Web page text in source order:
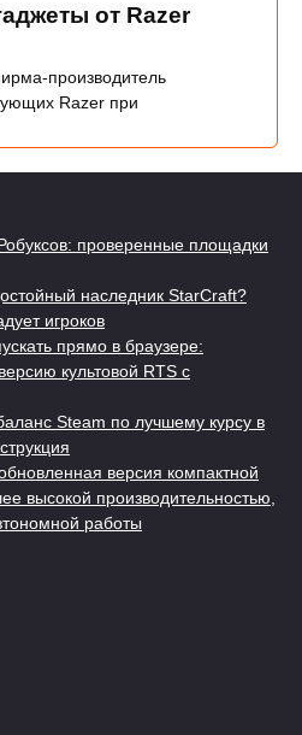
от Razer
производитель
Razer при
проверенные площадки
наследник StarCraft?
игроков
прямо в браузере:
культовой RTS с
Steam по лучшему курсу в
версия компактной
высокой производительностью,
работы